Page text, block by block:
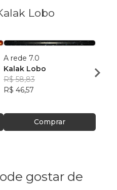
Lobo
A rede 7.0
Kalak Lobo
R$ 58,83
R$ 46,57
Comprar
R$
gostar de